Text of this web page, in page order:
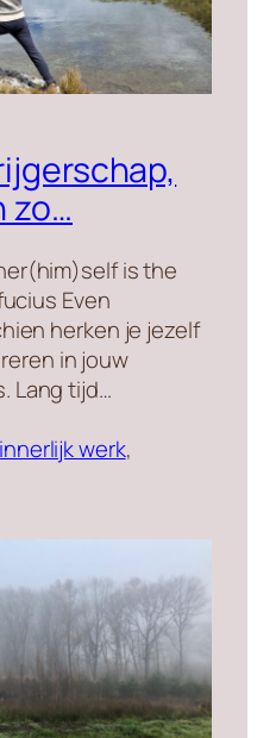
zo…
is the
Even
herken je jezelf
in jouw
Lang tijd…
innerlijk werk